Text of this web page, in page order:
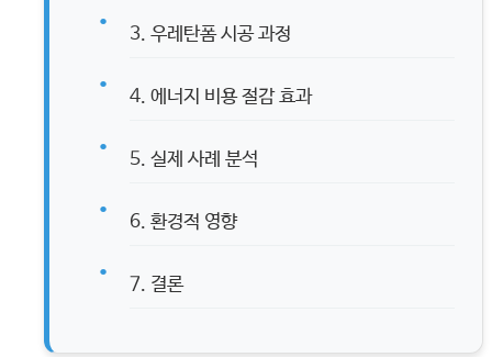
3. 우레탄폼 시공 과정
4. 에너지 비용 절감 효과
5. 실제 사례 분석
6. 환경적 영향
7. 결론